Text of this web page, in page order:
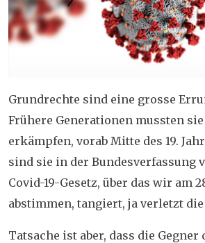
Grundrechte sind eine grosse
Frühere Generationen mussten
erkämpfen, vorab Mitte des 19.
sind sie in der Bundesverfassung
Covid-19-Gesetz, über das wir am
abstimmen, tangiert, ja verletzt
Tatsache ist aber, dass die Gegner